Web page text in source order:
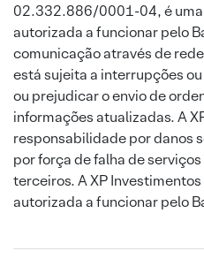
02.332.886/0001-04, é
autorizada a funcionar pelo
comunicação através de
está sujeita a interrupções
ou prejudicar o envio de
informações atualizadas. A
responsabilidade por danos
por força de falha de
terceiros. A XP
autorizada a funcionar pelo